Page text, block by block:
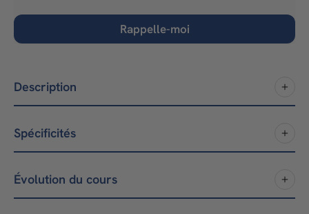
Rappelle-moi
Description
Spécificités
Évolution du cours